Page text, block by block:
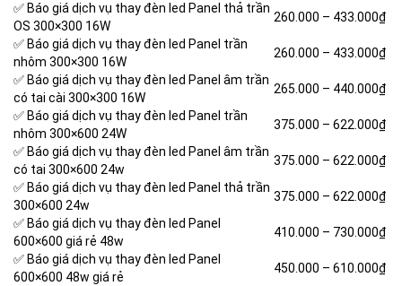
✅ Báo giá dịch vụ thay đèn led Panel thả trần
OS 300×300 16W
260.000 – 433.000₫
✅ Báo giá dịch vụ thay đèn led Panel trần
nhôm 300×300 16W
260.000 – 433.000₫
✅ Báo giá dịch vụ thay đèn led Panel âm trần
có tai cài 300×300 16W
265.000 – 440.000₫
✅ Báo giá dịch vụ thay đèn led Panel trần
nhôm 300×600 24W
375.000 – 622.000₫
✅ Báo giá dịch vụ thay đèn led Panel âm trần
có tai 300×600 24w
375.000 – 622.000₫
✅ Báo giá dịch vụ thay đèn led Panel thả trần
300×600 24w
375.000 – 622.000₫
✅ Báo giá dịch vụ thay đèn led Panel
600×600 giá rẻ 48w
410.000 – 730.000₫
✅ Báo giá dịch vụ thay đèn led Panel
600×600 48w giá rẻ
450.000 – 610.000₫